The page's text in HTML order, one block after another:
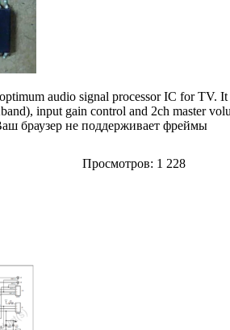
audio signal processor IC for TV.
input gain control and 2ch master
браузер не поддерживает фреймы
Просмотров: 1 228